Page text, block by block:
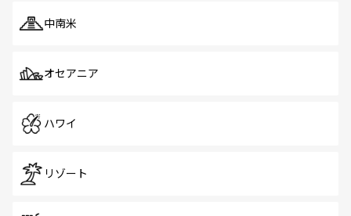
中南米
オセアニア
ハワイ
リゾート